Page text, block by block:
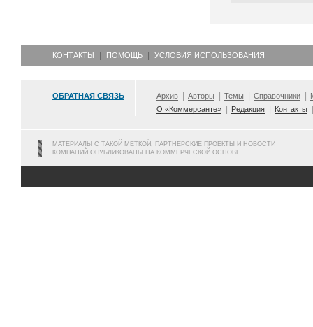
КОНТАКТЫ ПОМОЩЬ УСЛОВИЯ ИСПОЛЬЗОВАНИЯ
ОБРАТНАЯ СВЯЗЬ Архив Авторы Темы Справочники
О «Коммерсанте»
Редакция Контакты
МАТЕРИАЛЫ С ТАКОЙ МЕТКОЙ, ПАРТНЕРСКИЕ ПРОЕКТЫ И НОВОСТИ
КОМПАНИЙ ОПУБЛИКОВАНЫ НА КОММЕРЧЕСКОЙ ОСНОВЕ